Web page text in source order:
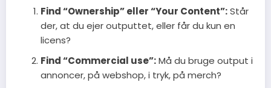
Find “Ownership” eller “Your Content”:Står
der, at du ejer outputtet, eller får du kun en
licens?
Find “Commercial use”:Må du bruge output i
annoncer, på webshop, i tryk, på merch?